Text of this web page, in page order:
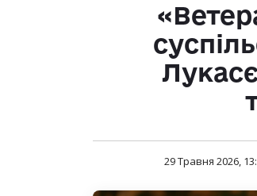
29 Травня 2026,